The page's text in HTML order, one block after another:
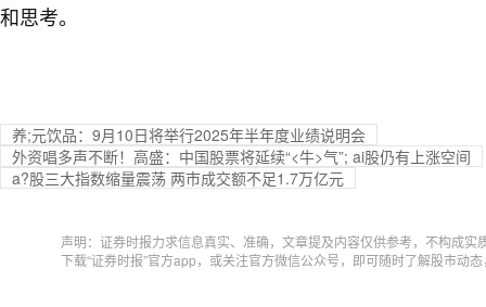
和思考。
养;元饮品：9月10日将举行2025年半年度业绩说明会
外资唱多声不断！高盛：中国股票将延续“<牛>气”; ai股仍有上涨空间
a?股三大指数缩量震荡 两市成交额不足1.7万亿元
声明：证券时报力求信息真实、准确，文章提及内容仅供参考，不构成实
下载“证券时报”官方app，或关注官方微信公众号，即可随时了解股市动